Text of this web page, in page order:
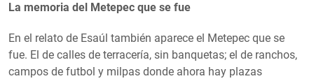
La memoria del Metepec que se fue
En el relato de Esaúl también aparece el Metepec que se
fue. El de calles de terracería, sin banquetas; el de ranchos,
campos de futbol y milpas donde ahora hay plazas